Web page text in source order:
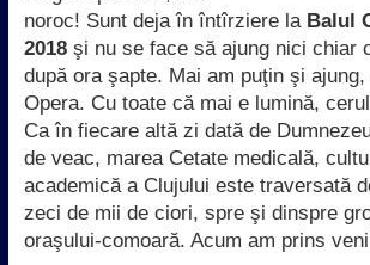
noroc! Sunt deja în întîrziere la Balul
2018şi nu se face să ajung nici chiar
după ora şapte. Mai am puţin şi
Opera. Cu toate că mai e lumină,
Ca în fiecare altă zi dată de
de veac, marea Cetate medicală,
academică a Clujului este traversată
zeci de mii de ciori, spre şi dinspre
oraşului-comoară. Acum am prins